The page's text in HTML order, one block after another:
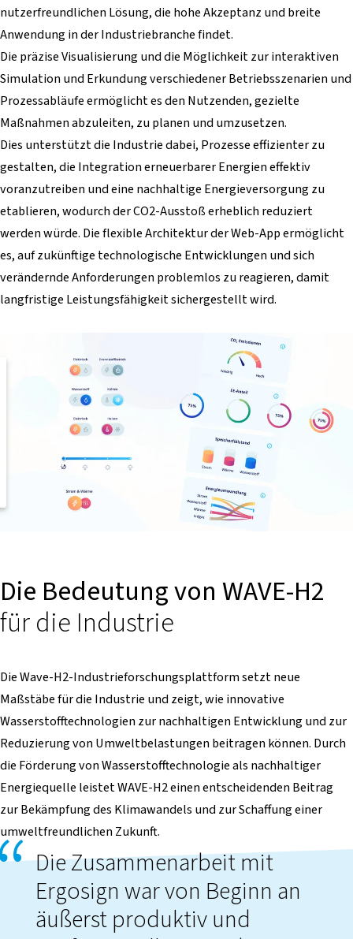
nutzerfreundlichen Lösung, die hohe Akzeptanz und breite
Anwendung in der Industriebranche findet.
Die präzise Visualisierung und die Möglichkeit zur interaktiven
Simulation und Erkundung verschiedener Betriebsszenarien und
Prozessabläufe ermöglicht es den Nutzenden, gezielte
Maßnahmen abzuleiten, zu planen und umzusetzen.
Dies unterstützt die Industrie dabei, Prozesse effizienter zu
gestalten, die Integration erneuerbarer Energien effektiv
voranzutreiben und eine nachhaltige Energieversorgung zu
etablieren, wodurch der CO2-Ausstoß erheblich reduziert
werden würde. Die flexible Architektur der Web-App ermöglicht
es, auf zukünftige technologische Entwicklungen und sich
verändernde Anforderungen problemlos zu reagieren, damit
langfristige Leistungsfähigkeit sichergestellt wird.
Die Bedeutung von WAVE-H2
für die Industrie
Die Wave-H2-Industrieforschungsplattform setzt neue
Maßstäbe für die Industrie und zeigt, wie innovative
Wasserstofftechnologien zur nachhaltigen Entwicklung und zur
Reduzierung von Umweltbelastungen beitragen können. Durch
die Förderung von Wasserstofftechnologie als nachhaltiger
Energiequelle leistet WAVE-H2 einen entscheidenden Beitrag
zur Bekämpfung des Klimawandels und zur Schaffung einer
umweltfreundlichen Zukunft.
Die Zusammenarbeit mit
Ergosign war von Beginn an
äußerst produktiv und